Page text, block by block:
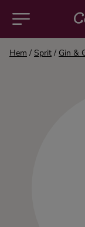
Hem / Sprit / Gin &